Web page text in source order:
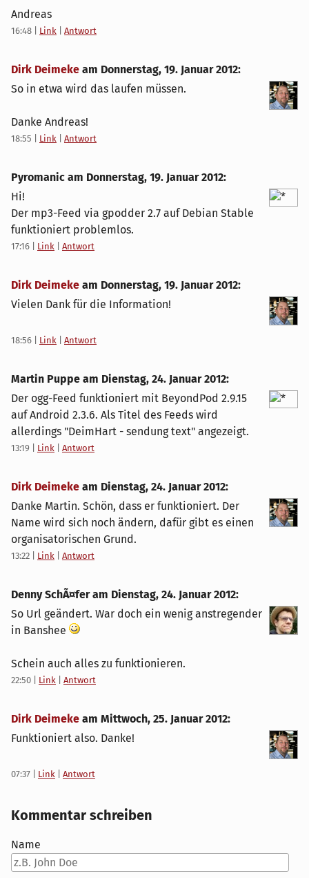
Andreas
16:48 Link Antwort
Dirk Deimeke am Donnerstag, 19. Januar 2012:
So in etwa wird das laufen müssen.
Danke Andreas!
18:55 Link Antwort
Pyromanic am Donnerstag, 19. Januar 2012:
Hi!
Der mp3-Feed via gpodder 2.7 auf Debian Stable
funktioniert problemlos.
17:16 Link Antwort
Dirk Deimeke am Donnerstag, 19. Januar 2012:
Vielen Dank für die Information!
18:56 Link Antwort
Martin Puppe am Dienstag, 24. Januar 2012:
Der ogg-Feed funktioniert mit BeyondPod 2.9.15
auf Android 2.3.6. Als Titel des Feeds wird
allerdings "DeimHart - sendung text" angezeigt.
13:19 Link Antwort
Dirk Deimeke am Dienstag, 24. Januar 2012:
Danke Martin. Schön, dass er funktioniert. Der
Name wird sich noch ändern, dafür gibt es einen
organisatorischen Grund.
13:22 Link Antwort
Denny SchÃ¤fer am Dienstag, 24. Januar 2012:
So Url geändert. War doch ein wenig anstregender
in Banshee
Schein auch alles zu funktionieren.
22:50 Link Antwort
Dirk Deimeke am Mittwoch, 25. Januar 2012:
Funktioniert also. Danke!
07:37 Link Antwort
Kommentar schreiben
Name